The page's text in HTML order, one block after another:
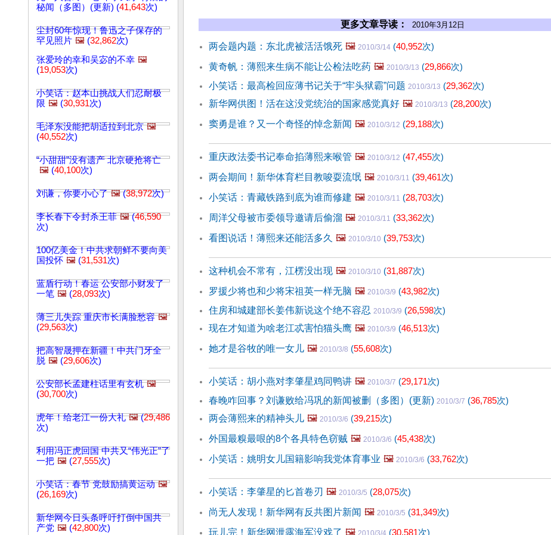
秘闻（多图）(更新) (41,643次)
尘封60年惊现！鲁迅之子保存的
罕见照片 🖼️ (32,862次)
张爱玲的幸和吴宓的不幸 🖼️
(19,053次)
小笑话：赵本山挑战人们忍耐极
限 🖼️ (30,931次)
毛泽东没能把胡适拉到北京 🖼️
(40,552次)
“小甜甜”没有遗产 北京硬抢将亡
🖼️ (40,100次)
刘谦，你要小心了 🖼️(38,972次)
李长春下令封杀王菲 🖼️(46,590
次)
100亿美金！中共求朝鲜不要向美
国投怀 🖼️ (31,531次)
蓝盾行动！春运 公安部小财发了
一笔 🖼️ (28,093次)
薄三儿失踪 重庆市长满脸愁容 🖼️
(29,563次)
把高智晟押在新疆！中共门牙全
脱 🖼️ (29,606次)
公安部长孟建柱话里有玄机 🖼️
(30,700次)
虎年！给老江一份大礼 🖼️(29,486
次)
利用冯正虎回国 中共又“伟光正”了
一把 🖼️ (27,555次)
小笑话：春节 党鼓励搞黄运动 🖼️
(26,169次)
新华网今日头条呼吁打倒中国共
产党 🖼️ (42,800次)
更多文章导读： 2010年3月12日
两会题内题：东北虎被活活饿死 🖼️ 2010/3/14 (40,952次)
黄奇帆：薄熙来生病不能让公检法吃药 🖼️ 2010/3/13 (29,866次)
小笑话：最高检回应薄书记关于“牢头狱霸”问题 2010/3/13 (29,362次)
新华网供图！活在这没党统治的国家感觉真好 🖼️ 2010/3/13 (28,200次)
窦勇是谁？又一个奇怪的悼念新闻 🖼️ 2010/3/12 (29,188次)
重庆政法委书记奉命掐薄熙来喉管 🖼️ 2010/3/12 (47,455次)
两会期间！新华体育栏目教唆耍流氓 🖼️ 2010/3/11 (39,461次)
小笑话：青藏铁路到底为谁而修建 🖼️ 2010/3/11 (28,703次)
周洋父母被市委领导邀请后偷溜 🖼️ 2010/3/11 (33,362次)
看图说话！薄熙来还能活多久 🖼️ 2010/3/10 (39,753次)
这种机会不常有，江楞没出现 🖼️ 2010/3/10 (31,887次)
罗援少将也和少将宋祖英一样无脑 🖼️ 2010/3/9 (43,982次)
住房和城建部长姜伟新说这个绝不容忍 2010/3/9 (26,598次)
现在才知道为啥老江忒害怕猫头鹰 🖼️ 2010/3/9 (46,513次)
她才是谷牧的唯一女儿 🖼️ 2010/3/8 (55,608次)
小笑话：胡小燕对李肇星鸡同鸭讲 🖼️ 2010/3/7 (29,171次)
春晚咋回事？刘谦败给冯巩的新闻被删（多图）(更新) 2010/3/7 (36,785次)
两会薄熙来的精神头儿 🖼️ 2010/3/6 (39,215次)
外国最糗最哏的8个各具特色窃贼 🖼️ 2010/3/6 (45,438次)
小笑话：姚明女儿国籍影响我党体育事业 🖼️ 2010/3/6 (33,762次)
小笑话：李肇星的匕首卷刃 🖼️ 2010/3/5 (28,075次)
尚无人发现！新华网有反共图片新闻 🖼️ 2010/3/5 (31,349次)
玩儿完！新华网泄露海军没戏了 🖼️ 2010/3/4 (30,581次)